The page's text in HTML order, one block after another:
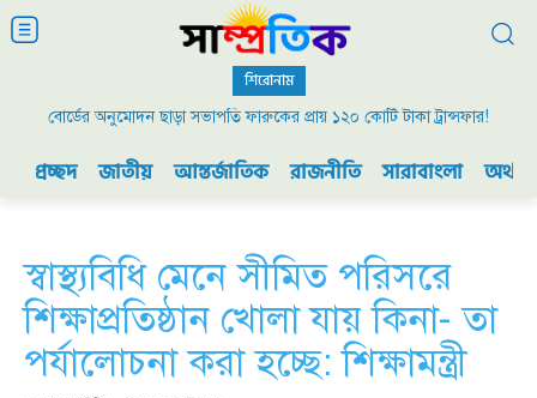
শিরোনাম
বোর্ডের অনুমোদন ছাড়া সভাপতি ফারুকের প্রায় ১২০ কোটি টাকা ট্রান্সফার!
প্রচ্ছদ জাতীয় আন্তর্জাতিক রাজনীতি সারাবাংলা
স্বাস্থ্যবিধি মেনে সীমিত পরিসরে
শিক্ষাপ্রতিষ্ঠান খোলা যায় কিনা- তা
পর্যালোচনা করা হচ্ছে: শিক্ষামন্ত্রী